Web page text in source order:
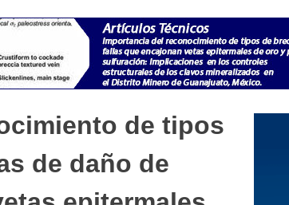
de tipos
de daño de